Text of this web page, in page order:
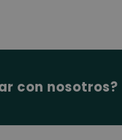
con nosotros?